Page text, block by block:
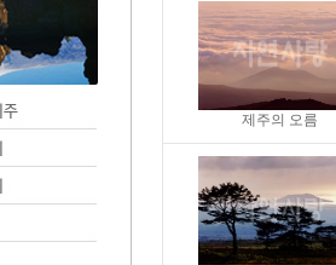
제주의 오름